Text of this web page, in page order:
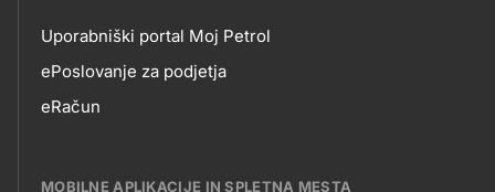
EPOSLOVANJE
Uporabniški portal Moj Petrol
ePoslovanje za podjetja
eRačun
MOBILNE APLIKACIJE IN SPLETNA MESTA